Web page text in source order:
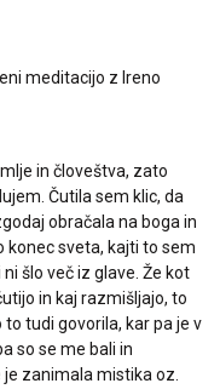
meditacijo z Ireno
in človeštva, zato
Čutila sem klic, da
obračala na boga in
konec sveta, kajti to sem
šlo več iz glave. Že kot
in kaj razmišljajo, to
tudi govorila, kar pa je v
so se me bali in
zanimala mistika oz.